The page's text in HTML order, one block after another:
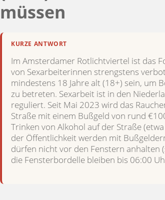
müssen
KURZE ANTWORT
Im Amsterdamer Rotlichtviertel ist das
von Sexarbeiterinnen strengstens
mindestens 18 Jahre alt (18+) sein, um
zu betreten. Sexarbeit ist in den
reguliert. Seit Mai 2023 wird das
Straße mit einem Bußgeld von rund
Trinken von Alkohol auf der Straße
der Öffentlichkeit werden mit
dürfen nicht vor den Fenstern anhalten
die Fensterbordelle bleiben bis 06:00